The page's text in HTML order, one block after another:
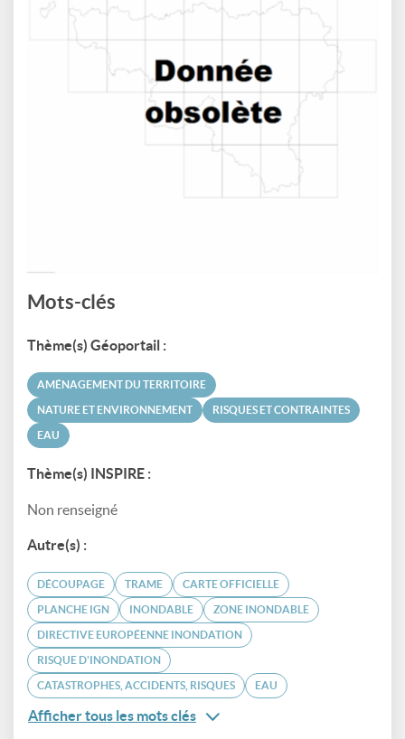
Mots-clés
Thème(s) Géoportail :
AMÉNAGEMENT DU TERRITOIRE
NATURE ET ENVIRONNEMENT RISQUES ET CONTRAINTES
EAU
Thème(s) INSPIRE :
Non renseigné
Autre(s) :
DÉCOUPAGE TRAME CARTE OFFICIELLE
PLANCHE IGN INONDABLE ZONE INONDABLE
DIRECTIVE EUROPÉENNE INONDATION
RISQUE D'INONDATION
CATASTROPHES, ACCIDENTS, RISQUES EAU
Afficher tous les mots clés